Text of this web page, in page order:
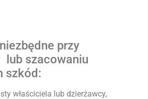
przy
lub szacowaniu
szkód:
właściciela lub dzierżawcy,